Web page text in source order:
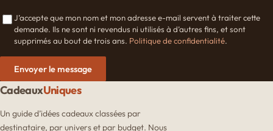
J’accepte que mon nom et mon adresse e-mail servent à traiter cette
demande. Ils ne sont ni revendus ni utilisés à d’autres fins, et sont
supprimés au bout de trois ans. Politique de confidentialité.
Envoyer le message
CadeauxUniques
Un guide d’idées cadeaux classées par
destinataire, par univers et par budget. Nous